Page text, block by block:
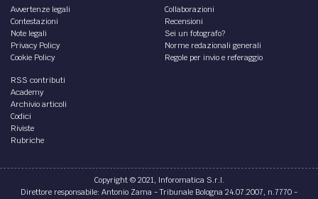
Avvertenze legali
Contestazioni
Note legali
Privacy Policy
Cookie Policy
Collaborazioni
Recensioni
Sei un fotografo?
Norme redazionali generali
Regole per invio e referaggio
RSS contributi
Academy
Archivio articoli
Codici
Riviste
Rubriche
Copyright © 2021, Inforomatica S.r.l.
Direttore responsabile: Antonio Zama - Tribunale Bologna 24.07.2007, n.7770 -